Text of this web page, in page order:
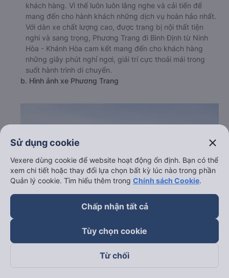
khách hàng. Vì thế luôn luôn lắng nghe và cải tiến để
mang đến cho hành khách những dịch vụ hoàn hảo nhất.
Với dàn xe chất lượng cao, được trang bị nội thất tiện
nghi và sang trọng, Phương Trang đi Bình Định từ Ninh
Hòa - Khánh Hòa cam kết mang đến cho khách hàng
những giây phút nghỉ ngơi, giải trí cực thoải mái trong
suốt hành trình di chuyển.
b. Hình ảnh xe Phương Trang
c. Lộ trình, giờ khởi hành và giờ kết thúc của xe khách
Sử dụng cookie close
Vexere dùng cookie để website hoạt động ổn định. Bạn có thể
xem chi tiết hoặc thay đổi lựa chọn bất kỳ lúc nào trong phần
Quản lý cookie. Tìm hiểu thêm trong Chính sách Cookie.
Chấp nhận tất cả
Tùy chọn cookie
Từ chối